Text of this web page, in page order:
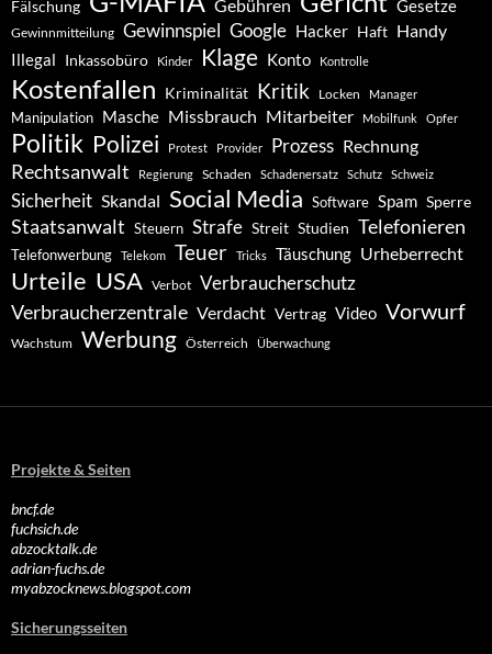
Fälschung Gebühren Gesetze
Gewinnmitteilung Gewinnspiel Google Hacker Haft Handy
Illegal Inkassobüro Kinder Klage Konto Kontrolle
Kostenfallen Kriminalität Kritik Locken Manager
Manipulation Masche Missbrauch Mitarbeiter Mobilfunk Opfer
Politik Polizei Protest Provider Prozess Rechnung
Rechtsanwalt Regierung Schaden Schadenersatz Schutz Schweiz
Sicherheit Skandal Social Media Software Spam Sperre
Staatsanwalt Steuern Strafe Streit Studien Telefonieren
Telefonwerbung Telekom Teuer Tricks Täuschung Urheberrecht
Urteile USA Verbot Verbraucherschutz
Verbraucherzentrale Verdacht Vertrag Video Vorwurf
Wachstum Werbung Österreich Überwachung
Projekte & Seiten
bncf.de
fuchsich.de
abzocktalk.de
adrian-fuchs.de
myabzocknews.blogspot.com
Sicherungsseiten